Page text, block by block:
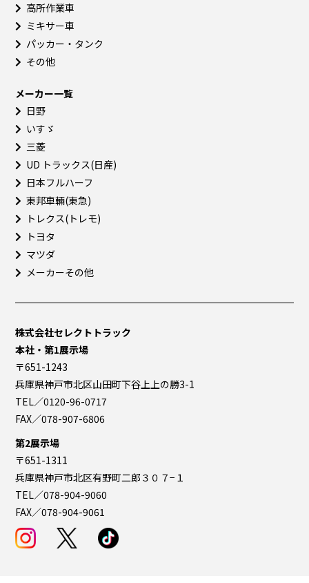
高所作業車
ミキサー車
パッカー・タンク
その他
メーカー一覧
日野
いすゞ
三菱
UD トラックス(日産)
日本フルハーフ
東邦車輛(東急)
トレクス(トレモ)
トヨタ
マツダ
メーカーその他
株式会社セレクトトラック
本社・第1展示場
〒651-1243
兵庫県神戸市北区山田町下谷上上の勝3-1
TEL／0120-96-0717
FAX／078-907-6806
第2展示場
〒651-1311
兵庫県神戸市北区有野町二郎３０７−１
TEL／078-904-9060
FAX／078-904-9061